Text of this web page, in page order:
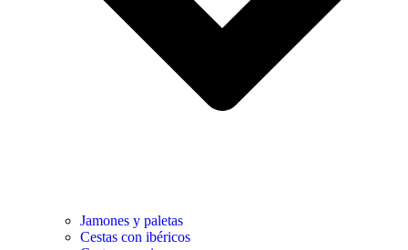
Jamones y paletas
Cestas con ibéricos